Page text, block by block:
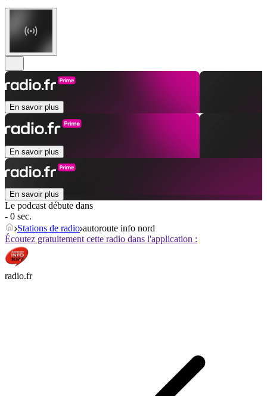
En savoir plus
En savoir plus
En savoir plus
Le podcast débute dans
- 0 sec.
Stations de radio autoroute info nord
Écoutez gratuitement cette radio dans l'application :
radio.fr